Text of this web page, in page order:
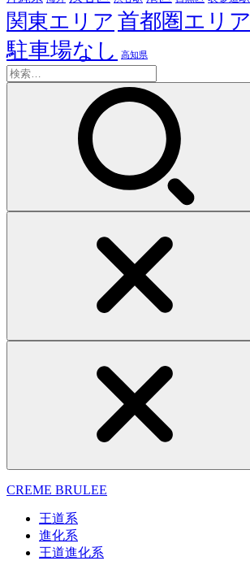
関東エリア 首都圏エリア
駐車場なし 高知県
検
索:
CREME BRULEE
王道系
進化系
王道進化系